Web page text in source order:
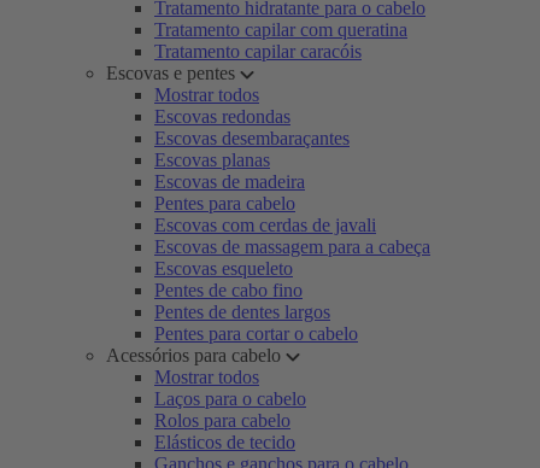
Tratamento hidratante para o cabelo
Tratamento capilar com queratina
Tratamento capilar caracóis
Escovas e pentes
Mostrar todos
Escovas redondas
Escovas desembaraçantes
Escovas planas
Escovas de madeira
Pentes para cabelo
Escovas com cerdas de javali
Escovas de massagem para a cabeça
Escovas esqueleto
Pentes de cabo fino
Pentes de dentes largos
Pentes para cortar o cabelo
Acessórios para cabelo
Mostrar todos
Laços para o cabelo
Rolos para cabelo
Elásticos de tecido
Ganchos e ganchos para o cabelo